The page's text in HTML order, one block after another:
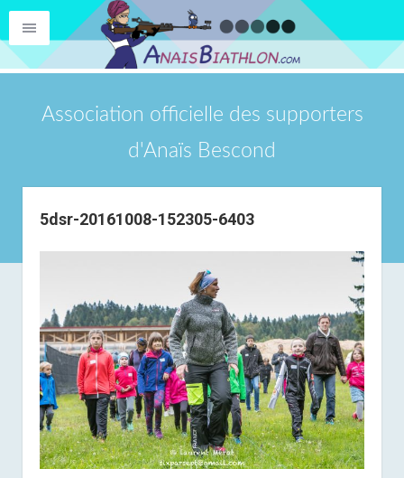
Association officielle des supporters
d'Anaïs Bescond
5dsr-20161008-152305-6403